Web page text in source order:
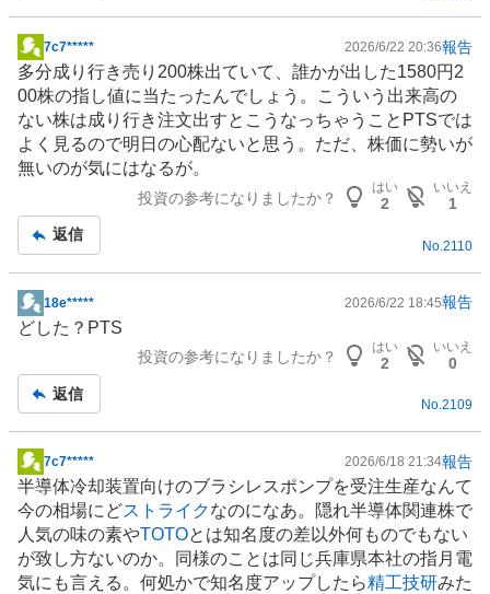
掲
示
板
記
事
7c7***** 2026/6/22 20:36報告
多分成り行き売り200株出ていて、誰かが出した1580円2
00株の指し値に当たったんでしょう。こういう出来高の
ない株は成り行き注文出すとこうなっちゃうことPTSでは
よく見るので明日の心配ないと思う。ただ、株価に勢いが
無いのが気にはなるが。
投資の参考になりましたか？
はい
2
いいえ
1
返信
No. 2110
掲
示
事
18e***** 2026/6/22 18:45報告
どした？PTS
投資の参考になりましたか？
はい
2
いいえ
0
返信
No.2109
掲
示
板
記
事
7c7***** 2026/6/18 21:34報告
半導体冷却装置向けのブラシレスポンプを受注生産なんて
今の相場にどストライクなのになあ。隠れ半導体関連株で
人気の味の素やTOTOとは知名度の差以外何ものでもない
が致し方ないのか。同様のことは同じ兵庫県本社の指月電
気にも言える。何処かで知名度アップしたら精工技研みた